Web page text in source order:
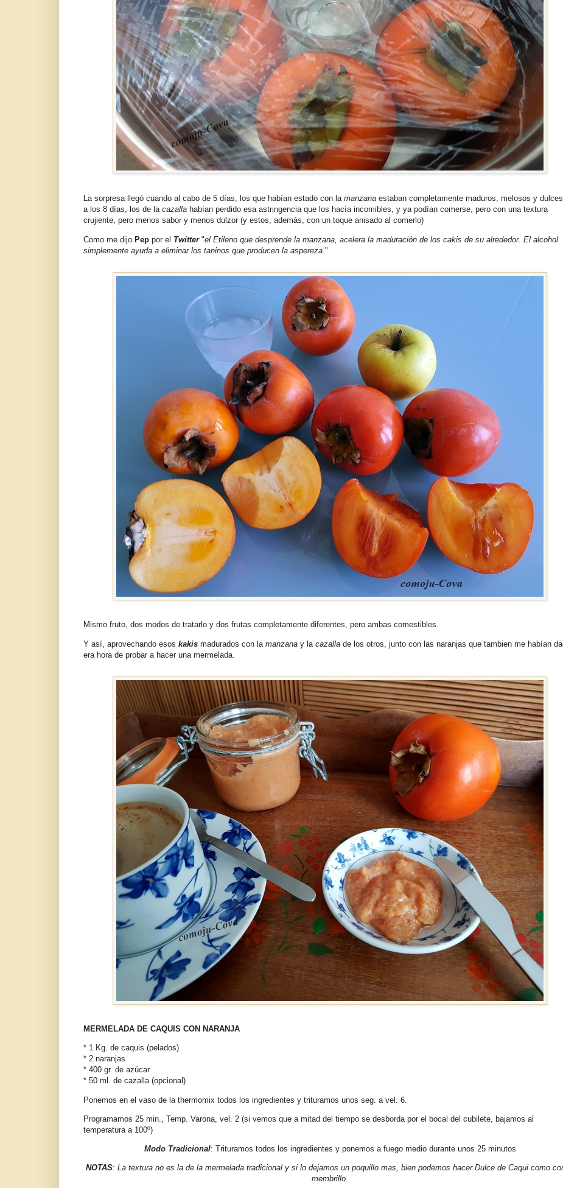
La sorpresa llegó cuando al cabo de 5 días, los que habían estado con la manzana estaban completamente maduros, melosos y
a los 8 días, los de la cazalla habían perdido esa astringencia que los hacía incomibles, y ya podían comerse, pero con una textura
crujiente, pero menos sabor y menos dulzor (y estos, además, con un toque anisado al comerlo)
Como me dijo Pep por el Twitter "el Etileno que desprende la manzana, acelera la maduración de los cakis de su alrededor. El alcohol
simplemente ayuda a eliminar los taninos que producen la aspereza ."
Mismo fruto, dos modos de tratarlo y dos frutas completamente diferentes, pero ambas comestibles.
Y así, aprovechando esos kakis madurados con la manzana y la cazalla de los otros, junto con las naranjas que tambien me habían
era hora de probar a hacer una mermelada.
MERMELADA DE CAQUIS CON NARANJA
* 1 Kg. de caquis (pelados)
* 2 naranjas
* 400 gr. de azúcar
* 50 ml. de cazalla (opcional)
Ponemos en el vaso de la thermomix todos los ingredientes y trituramos unos seg. a vel. 6.
Programamos 25 min., Temp. Varona, vel. 2 (si vemos que a mitad del tiempo se desborda por el bocal del cubilete, bajamos al
temperatura a 100º)
Modo Tradicional: Trituramos todos los ingredientes y ponemos a fuego medio durante unos 25 minutos
NOTAS: La textura no es la de la mermelada tradicional y si lo dejamos un poquillo mas, bien podemos hacer Dulce de Caqui como
membrillo.